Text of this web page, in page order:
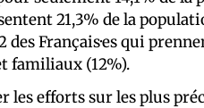
21,3% de la
Français·es qui
familiaux (12%).
les efforts sur les plus